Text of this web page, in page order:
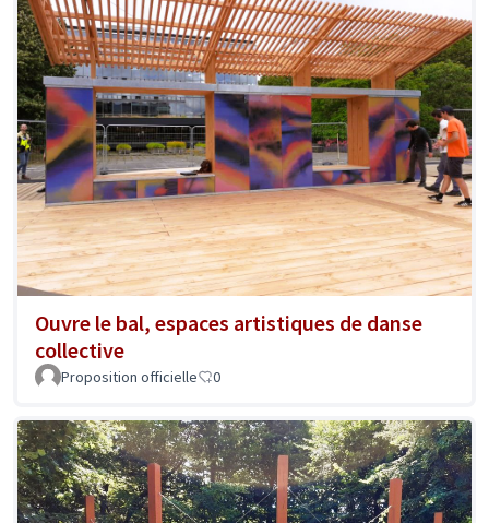
Ouvre le bal, espaces artistiques de danse
collective
Proposition officielle 0